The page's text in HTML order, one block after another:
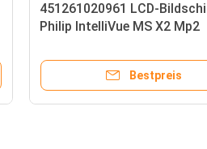
451261020961 LCD-
Philip IntelliVue MS X2 Mp2
Bestpreis